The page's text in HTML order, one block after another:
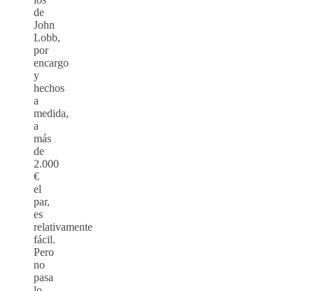
de
John
Lobb,
por
encargo
y
hechos
a
medida,
a
más
de
2.000
€
el
par,
es
relativamente
fácil.
Pero
no
pasa